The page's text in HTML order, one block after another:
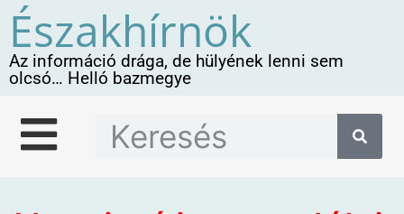
Északhírnök
Az információ drága, de hülyének lenni sem
olcsó… Helló bazmegye